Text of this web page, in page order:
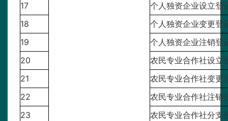
17
个人独资企业设立登
18
个人独资企业变更登
19
个人独资企业注销登
20
农民专业合作社设立
21
农民专业合作社变更
22
农民专业合作社注销
23
农民专业合作社分支